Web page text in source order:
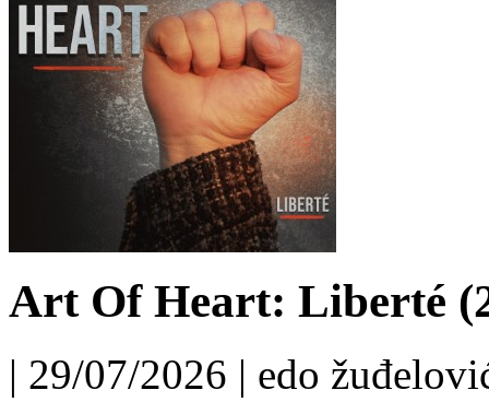
Art Of Heart: Liberté
| 29/07/2026 | edo